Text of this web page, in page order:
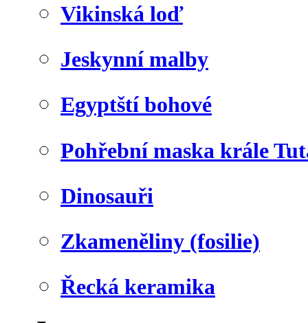
Vikinská loď
Jeskynní malby
Egyptští bohové
Pohřební maska krále
Dinosauři
Zkameněliny (fosilie)
Řecká keramika